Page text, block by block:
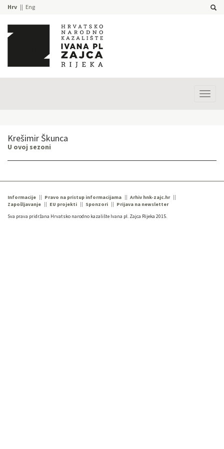
Hrv Eng
Krešimir Škunca
U ovoj sezoni
Informacije Pravo na pristup informacijama
Arhiv hnk-zajc.hr
Zapošljavanje
EU projekti Sponzori
Prijava na newsletter
Sva prava pridržana Hrvatsko narodno kazalište Ivana pl. Zajca Rijeka 2015.